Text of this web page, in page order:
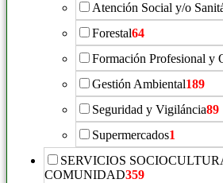
Atención Social y/o
Forestal64
Formación Profesional y
Gestión Ambiental189
Seguridad y Vigiláncia89
Supermercados1
SERVICIOS
COMUNIDAD359